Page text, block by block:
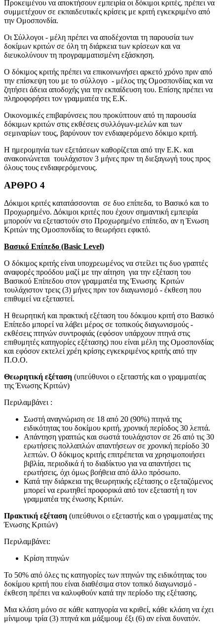
Προκειμένου να αποκτήσουν εμπειρία οι δόκιμοι κριτές, πρέπει να
συμμετέχουν σε εκπαιδευτικές κρίσεις με κριτή εγκεκριμένο από
την Ομοσπονδία.
Οι Σύλλογοι - μέλη πρέπει να αποδέχονται τη παρουσία των
δοκίμων κριτών σε όλη τη διάρκεια των κρίσεων και να
διευκολύνουν τη προγραμματισμένη εξάσκηση.
Ο δόκιμος κριτής πρέπει να επικοινωνήσει αρκετό χρόνο πριν από
την επίσκεψη του με το σύλλογο - μέλος της Ομοσπονδίας και να
ζητήσει άδεια αποδοχής για την εκπαίδευση του. Επίσης πρέπει να
πληροφορήσει τον γραμματέα της Ε.Κ.
Οικονομικές επιβαρύνσεις που προκύπτουν από τη παρουσία
δόκιμων κριτών στις εκθέσεις συλλόγων-μελών και των
σεμιναρίων τους, βαρύνουν τον ενδιαφερόμενο δόκιμο κριτή.
Η ημερομηνία των εξετάσεων καθορίζεται από την Ε.Κ. και
ανακοινώνεται τουλάχιστον 3 μήνες πριν τη διεξαγωγή τους προς
όλους τους ενδιαφερόμενους.
ΑΡΘΡΟ 4
Δόκιμοι κριτές κατατάσσονται σε δυο επίπεδα, το Βασικό και το
Προχωρημένο. Δόκιμοι κριτές που έχουν σημαντική εμπειρία
μπορούν να εξεταστούν στο Προχωρημένο επίπεδο, αν η Ένωση
Κριτών της Ομοσπονδίας το θεωρήσει εφικτό.
Βασικό Επίπεδο (Basic Level)
Ο δόκιμος κριτής είναι υποχρεωμένος να στείλει τις δυο γραπτές
αναφορές προόδου μαζί με την αίτηση για την εξέταση του
Βασικού Επίπεδου στον γραμματέα της Ένωσης Κριτών
τουλάχιστον τρεις (3) μήνες πριν τον διαγωνισμό - έκθεση που
επιθυμεί να εξεταστεί.
Η θεωρητική και πρακτική εξέταση του δόκιμου κριτή στο Βασικό
Επίπεδο μπορεί να λάβει μέρος σε τοπικούς διαγωνισμούς -
εκθέσεις πτηνών συντροφιάς (εφόσον υπάρχουν πτηνά στις
επιθυμητές κατηγορίες εξέτασης) που είναι μέλη της Ομοσπονδίας
και εφόσον εκτελεί χρέη κρίσης εγκεκριμένος κριτής από την
Π.Ο.Ο.
Θεωρητική εξέταση (υπεύθυνοι ο εξεταστής και ο γραμματέας
της Ένωσης Κριτών)
Περιλαμβάνει :
Σωστή αναγνώριση σε 18 από 20 (90%) πτηνά της
ειδικότητας του δοκίμου κριτή, χρονική περίοδος 30 λεπτά.
Απάντηση γραπτώς και σωστά τουλάχιστον σε 26 από τις 30
ερωτήσεις πολλαπλών απαντήσεων σε χρονική περίοδο 30
λεπτών. Ο δόκιμος κριτής επιτρέπεται να χρησιμοποιήσει
βιβλία, περιοδικά ή το διαδίκτυο για να απαντήσει τις
ερωτήσεις, όχι όμως βοήθεια από άλλο πρόσωπο.
Κατά την διάρκεια της θεωρητικής εξέτασης ο εξεταζόμενος
μπορεί να ερωτηθεί προφορικά από τον εξεταστή η τον
γραμματέα της ένωσης Κριτών.
Πρακτική εξέταση (υπεύθυνοι ο εξεταστής και ο γραμματέας της
Ένωσης Κριτών)
Περιλαμβάνει:
Κρίση πτηνών
Το 50% από όλες τις κατηγορίες των πτηνών της ειδικότητας του
δοκίμου κριτή που είναι διαθέσιμα στον τοπικό διαγωνισμό -
έκθεση πρέπει να καλυφθούν κατά την περίοδο της εξέτασης.
Μια κλάση μόνο σε κάθε κατηγορία να κριθεί, κάθε κλάση να έχει
μίνιμουμ τρία (3) πτηνά και μάξιμουμ έξι (6) αν είναι δυνατόν.